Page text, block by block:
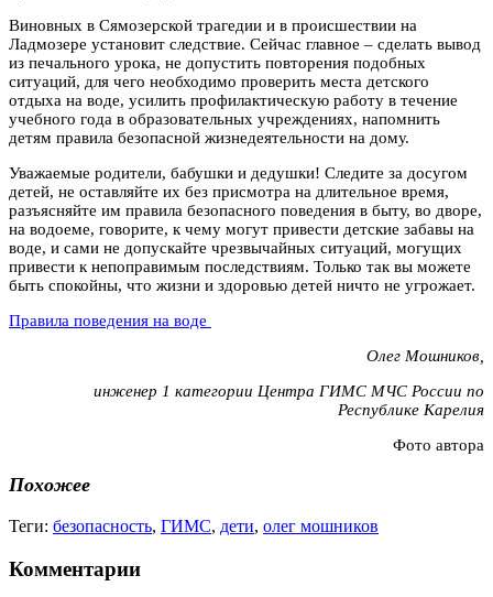
Виновных в Сямозерской трагедии и в происшествии на
Ладмозере установит следствие. Сейчас главное – сделать вывод
из печального урока, не допустить повторения подобных
ситуаций, для чего необходимо проверить места детского
отдыха на воде, усилить профилактическую работу в течение
учебного года в образовательных учреждениях, напомнить
детям правила безопасной жизнедеятельности на дому.
Уважаемые родители, бабушки и дедушки! Следите за досугом
детей, не оставляйте их без присмотра на длительное время,
разъясняйте им правила безопасного поведения в быту, во дворе,
на водоеме, говорите, к чему могут привести детские забавы на
воде, и сами не допускайте чрезвычайных ситуаций, могущих
привести к непоправимым последствиям. Только так вы можете
быть спокойны, что жизни и здоровью детей ничто не угрожает.
Правила поведения на воде
Олег Мошников,
инженер 1 категории Центра ГИМС МЧС России по
Республике Карелия
Фото автора
Похожее
Теги: безопасность, ГИМС, дети, олег мошников
Комментарии